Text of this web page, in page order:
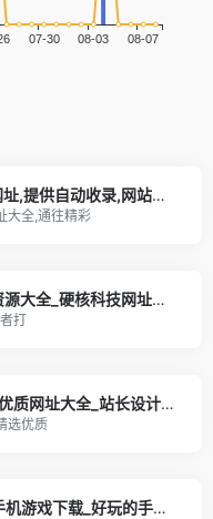
606收录网,免费自动秒收录网址,提供自动收录,网站导航大全源码,自动链,友情链接交换。
大全,通往精彩
9K导航_AI工具导航_程序员资源大全_硬核科技网址导航
打
SEO导航|全站优选导航_精选优质网址大全_站长设计师高效工作入口
选优质
巨人手游网 - 手机软件下载_手机游戏下载_好玩的手机游戏